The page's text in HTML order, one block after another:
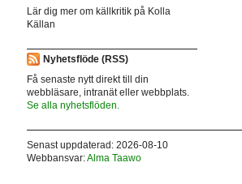
Lär dig mer om källkritik på Kolla
Källan
Nyhetsflöde (RSS)
Få senaste nytt direkt till din
webbläsare, intranät eller webbplats.
Se alla nyhetsflöden.
Senast uppdaterad: 2026-08-10
Webbansvar:Alma Taawo